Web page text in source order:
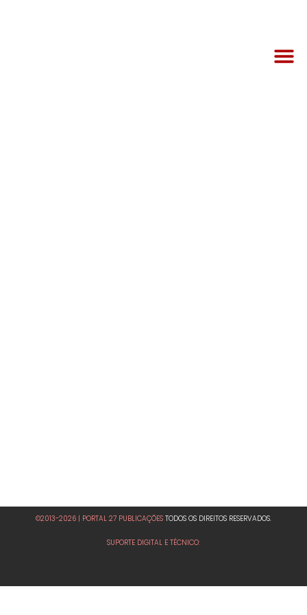
©2013-2026 | PORTAL 27 PUBLICAÇÕES TODOS OS DIREITOS RESERVADOS.
SUPORTE DIGITAL E TÉCNICO: